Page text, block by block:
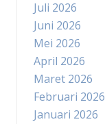
Juli 2026
Juni 2026
Mei 2026
April 2026
Maret 2026
Februari 2026
Januari 2026